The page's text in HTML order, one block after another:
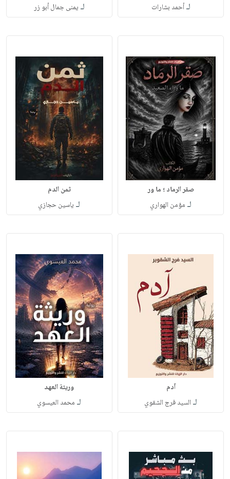
لـأحمد بشارات لـ يمنى جمال أبو زر
صقر الرماد ؛ ما ور
لـ مؤمن الهواري
ثمن الدم
لـ ياسين حجازي
آدم
لـ السيد فرج الشقوي
وريثة العهد
لـ محمد العيسوي